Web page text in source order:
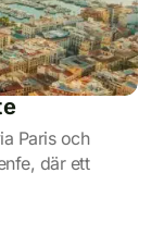
Paris och
där ett